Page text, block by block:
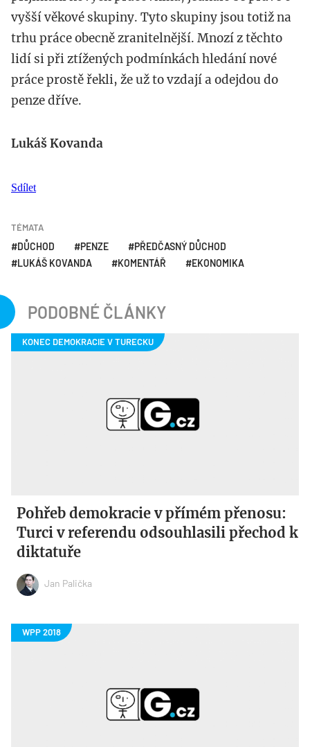
vyšší věkové skupiny. Tyto skupiny jsou totiž na
trhu práce obecně zranitelnější. Mnozí z těchto
lidí si při ztížených podmínkách hledání nové
práce prostě řekli, že už to vzdají a odejdou do
penze dříve.
Lukáš Kovanda
Sdílet
TÉMATA
DŮCHOD PENZE
PŘEDČASNÝ DŮCHOD
LUKÁŠ KOVANDA
KOMENTÁŘ EKONOMIKA
PODOBNÉ ČLÁNKY
Pohřeb demokracie v přímém přenosu:
Turci v referendu odsouhlasili přechod k
diktatuře
Jan Palička